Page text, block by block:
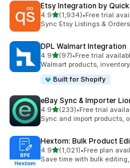
Etsy Integration by
4.9เต็ม 5 ดาว
(1,934)
ทั้งหมด 1934 รีวิว
•Free trial
Sync Etsy Listings &
DPL Walmart Integration
4.9เต็ม 5 ดาว
(97)
ทั้งหมด 97 รีวิว
•Free trial
Walmart products,
Built for Shopify
eBay Sync & Importer
4.9เต็ม 5 ดาว
(233)
ทั้งหมด 233 รีวิว
•Free trial
Sync and import products,
Hextom: Bulk Product
4.9เต็ม 5 ดาว
(1,021)
ทั้งหมด 1021 รีวิว
•Free plan
Save time with bulk